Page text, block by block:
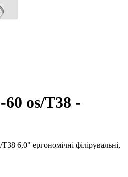
os/T38 -
6,0" ергономічні філірувальні,